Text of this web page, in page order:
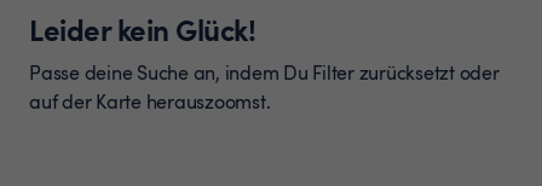
Leider kein Glück!
Passe deine Suche an, indem Du Filter zurücksetzt oder
auf der Karte herauszoomst.